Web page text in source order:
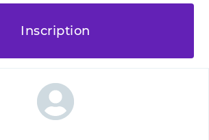
Inscription